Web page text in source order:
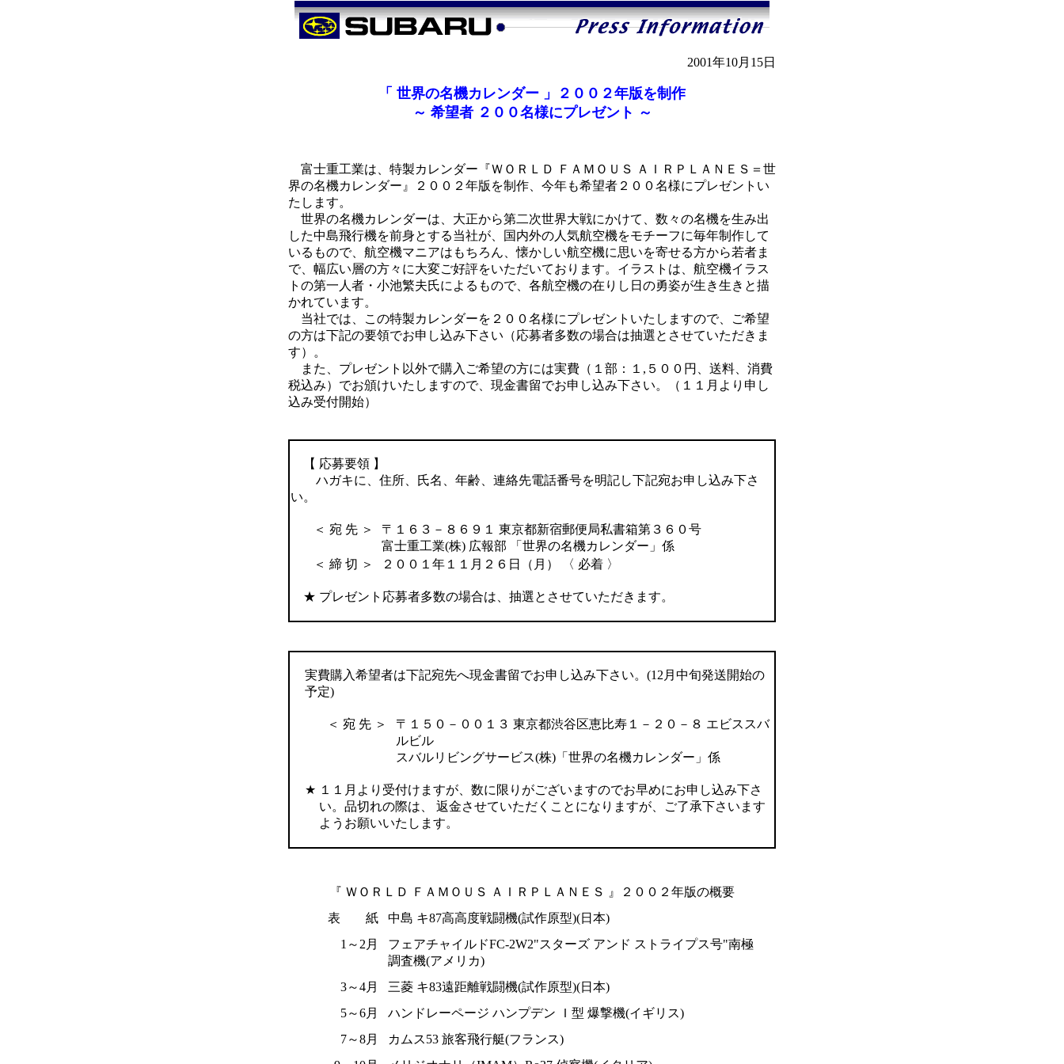
2001年10月15日
「 世界の名機カレンダー 」２００２年版を制作
～ 希望者 ２００名様にプレゼント ～
富士重工業は、特製カレンダー『ＷＯＲＬＤ ＦＡＭＯＵＳ ＡＩＲＰＬＡＮＥＳ＝世
界の名機カレンダー』２００２年版を制作、今年も希望者２００名様にプレゼントい
たします。
世界の名機カレンダーは、大正から第二次世界大戦にかけて、数々の名機を生み出
した中島飛行機を前身とする当社が、国内外の人気航空機をモチーフに毎年制作して
いるもので、航空機マニアはもちろん、懐かしい航空機に思いを寄せる方から若者ま
で、幅広い層の方々に大変ご好評をいただいております。イラストは、航空機イラス
トの第一人者・小池繁夫氏によるもので、各航空機の在りし日の勇姿が生き生きと描
かれています。
当社では、この特製カレンダーを２００名様にプレゼントいたしますので、ご希望
の方は下記の要領でお申し込み下さい（応募者多数の場合は抽選とさせていただきま
す）。
また、プレゼント以外で購入ご希望の方には実費（１部：１,５００円、送料、消費
税込み）でお頒けいたしますので、現金書留でお申し込み下さい。（１１月より申し
込み受付開始）
【 応募要領 】
ハガキに、住所、氏名、年齢、連絡先電話番号を明記し下記宛お申し込み下さ
い。
＜ 宛 先 ＞
〒１６３－８６９１ 東京都新宿郵便局私書箱第３６０号
富士重工業(株) 広報部 「世界の名機カレンダー」係
＜ 締 切 ＞
２００１年１１月２６日（月） 〈 必着 〉
★ プレゼント応募者多数の場合は、抽選とさせていただきます。
実費購入希望者は下記宛先へ現金書留でお申し込み下さい。(12月中旬発送開始の
予定)
＜ 宛 先 ＞
〒１５０－００１３ 東京都渋谷区恵比寿１－２０－８ エビススバ
ルビル
スバルリビングサービス(株)「世界の名機カレンダー」係
★ １１月より受付けますが、数に限りがございますのでお早めにお申し込み下さ
い。品切れの際は、 返金させていただくことになりますが、ご了承下さいます
ようお願いいたします。
『 ＷＯＲＬＤ ＦＡＭＯＵＳ ＡＩＲＰＬＡＮＥＳ 』２００２年版の概要
表 紙
中島 キ87高高度戦闘機(試作原型)(日本)
1～2月
フェアチャイルドFC-2W2"スターズ アンド ストライプス号"南極
調査機(アメリカ)
3～4月
三菱 キ83遠距離戦闘機(試作原型)(日本)
5～6月
ハンドレーページ ハンプデン Ｉ型 爆撃機(イギリス)
7～8月
カムス53 旅客飛行艇(フランス)